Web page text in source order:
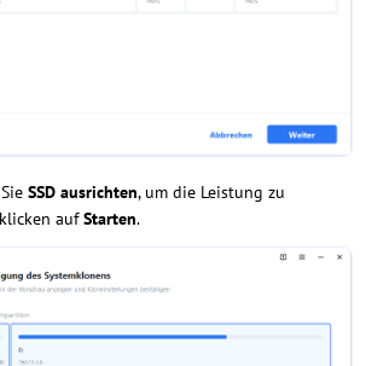
SSD ausrichten, um die Leistung zu
aufStarten.